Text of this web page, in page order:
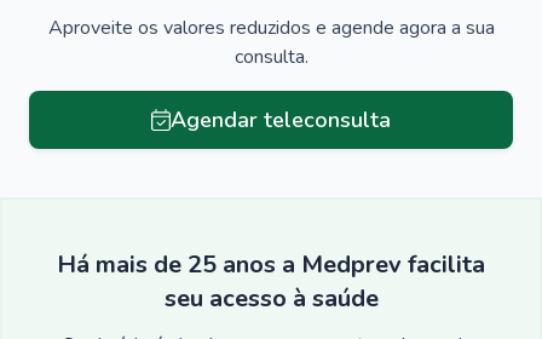
Aproveite os valores reduzidos e agende agora a sua
consulta.
Agendar teleconsulta
Há mais de 25 anos a Medprev facilita
seu acesso à saúde